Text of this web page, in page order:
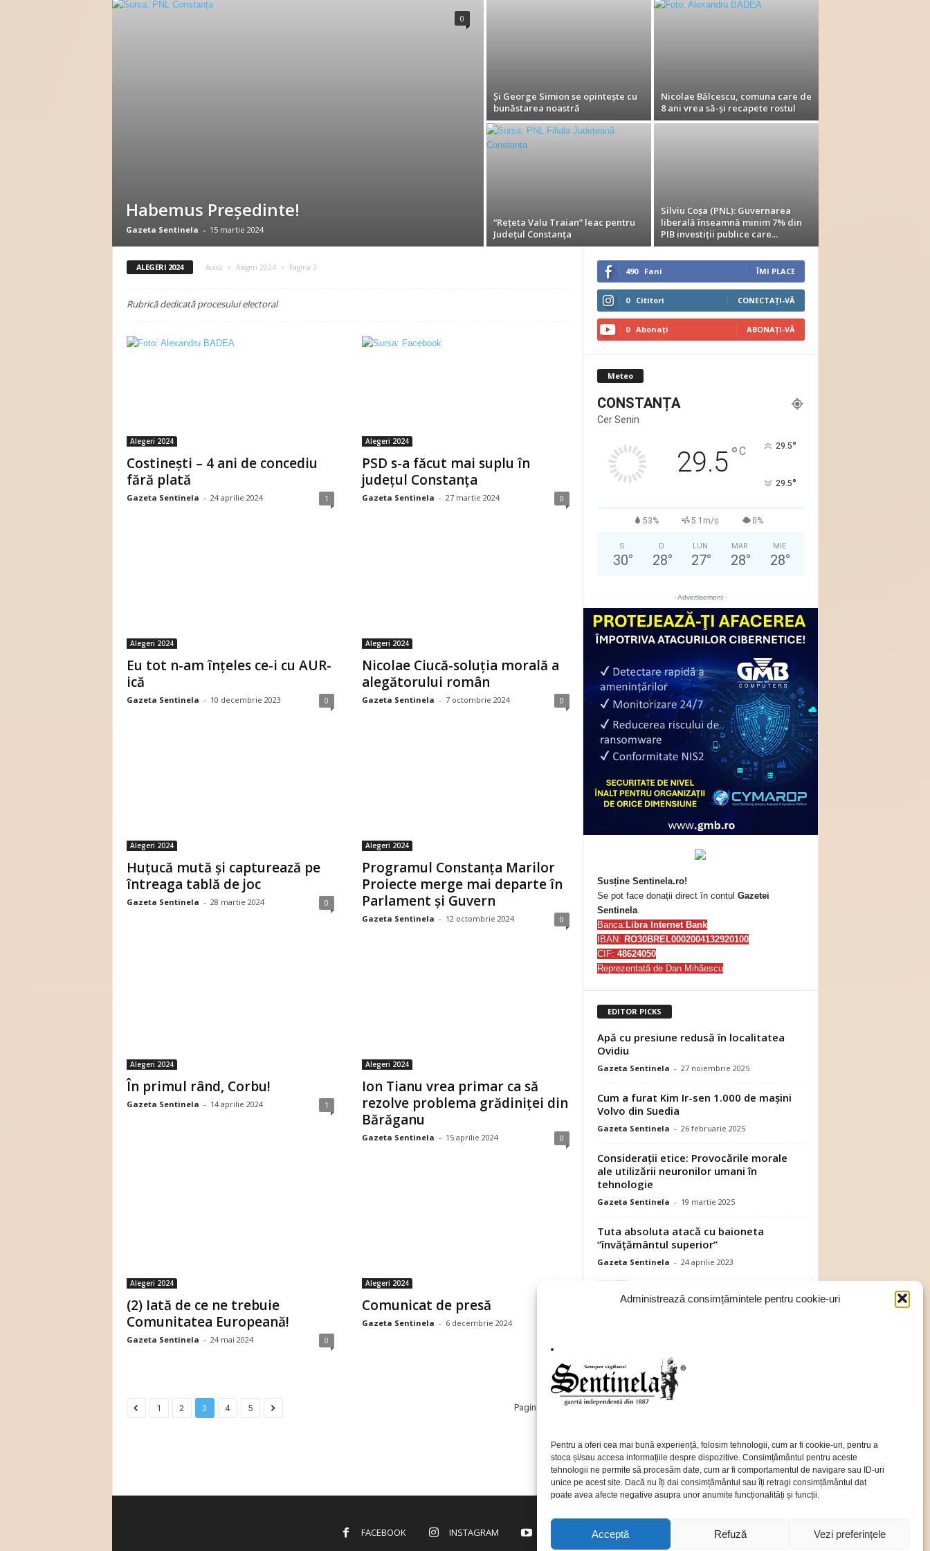
Administrează consimțămintele pentru cookie-uri
Pentru a oferi cea mai bună experiență, folosim tehnologii, cum ar fi cookie-uri, pentru a
stoca și/sau accesa informațiile despre dispozitive. Consimțământul pentru aceste
tehnologii ne permite să procesăm date, cum ar fi comportamentul de navigare sau ID-uri
unice pe acest site. Dacă nu îți dai consimțământul sau îți retragi consimțământul dat
poate avea afecte negative asupra unor anumite funcționalități și funcții.
Acceptă Refuză Vezi preferințele
Habemus Președinte!
Gazeta Sentinela - 15 martie 2024
0
Și George Simion se opintește cu
bunăstarea noastră
Nicolae Bălcescu, comuna care de
8 ani vrea să-și recapete rostul
“Rețeta Valu Traian” leac pentru
Județul Constanța
Silviu Coșa (PNL): Guvernarea
liberală înseamnă minim 7% din
PIB investiții publice care...
ALEGERI 2024 Acasă Alegeri 2024 Pagina 3
Rubrică dedicată procesului electoral
Alegeri 2024
Costinești – 4 ani de concediu
fără plată
Gazeta Sentinela - 24 aprilie 2024 1
Alegeri 2024
PSD s-a făcut mai suplu în
județul Constanța
Gazeta Sentinela - 27 martie 2024 0
Alegeri 2024
Eu tot n-am înțeles ce-i cu AUR-
ică
Gazeta Sentinela - 10 decembrie 2023 0
Alegeri 2024
Nicolae Ciucă-soluția morală a
alegătorului român
Gazeta Sentinela - 7 octombrie 2024 0
Alegeri 2024
Huțucă mută și capturează pe
întreaga tablă de joc
Gazeta Sentinela - 28 martie 2024 0
Alegeri 2024
Programul Constanța Marilor
Proiecte merge mai departe în
Parlament și Guvern
Gazeta Sentinela - 12 octombrie 2024 0
Alegeri 2024
În primul rând, Corbu!
Gazeta Sentinela - 14 aprilie 2024 1
Alegeri 2024
Ion Tianu vrea primar ca să
rezolve problema grădiniței din
Bărăganu
Gazeta Sentinela - 15 aprilie 2024 0
Alegeri 2024
(2) Iată de ce ne trebuie
Comunitatea Europeană!
Gazeta Sentinela - 24 mai 2024 0
Alegeri 2024
Comunicat de presă
Gazeta Sentinela - 6 decembrie 2024
1 2 3 4 5 Pagina 3 din 5
490 Fani ÎMI PLACE
0 Cititori CONECTAȚI-VĂ
0 Abonați ABONAȚI-VĂ
Meteo
CONSTANȚA
Cer Senin
29.5°C 29.5°
29.5°
53% 5.1m/s 0%
S
30°
D
28°
LUN
27°
MAR
28°
MIE
28°
- Advertisement -
Susține Sentinela.ro!
Se pot face donații direct în contul Gazetei
Sentinela.
Banca: Libra Internet Bank
IBAN: RO30BREL0002004132920100
CIF: 48624050
Reprezentată de Dan Mihăescu
EDITOR PICKS
Apă cu presiune redusă în localitatea
Ovidiu
Gazeta Sentinela - 27 noiembrie 2025
Cum a furat Kim Ir-sen 1.000 de mașini
Volvo din Suedia
Gazeta Sentinela - 26 februarie 2025
Considerații etice: Provocările morale
ale utilizării neuronilor umani în
tehnologie
Gazeta Sentinela - 19 martie 2025
Tuta absoluta atacă cu baioneta
“învăţământul superior”
Gazeta Sentinela - 24 aprilie 2023
Urmăriți canalul SENTINELA pe
WhatsAp
Urmareste-ne pe TruthSocial
Urmareste-ne pe Telegram
FACEBOOK INSTAGRAM